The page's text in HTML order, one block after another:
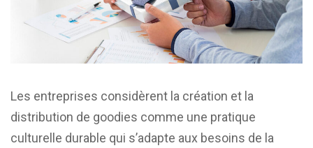
Les entreprises considèrent la création et la
distribution de goodies comme une pratique
culturelle durable qui s’adapte aux besoins de la